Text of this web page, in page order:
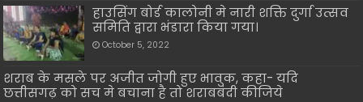
हाउसिंग बोर्ड कालोनी मे नारी शक्ति दुर्गा उत्सव
समिति द्वारा भंडारा किया गया।
October 5, 2022
शराब के मसले पर अजीत जोगी हुए भावुक, कहा- यदि
छत्तीसगढ़ को सच मे बचाना है तो शराबबंदी कीजिये